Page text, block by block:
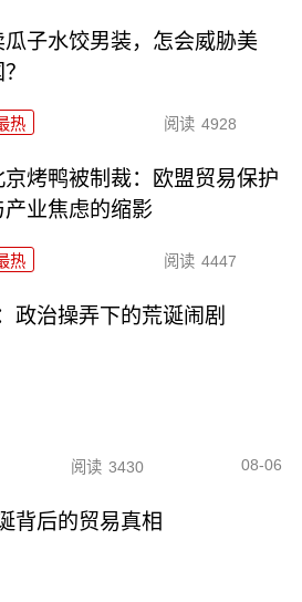
瓜子水饺男装，怎会威胁美
热 阅读 4928
京烤鸭被制裁：欧盟贸易保护
产业焦虑的缩影
热 阅读 4447
政治操弄下的荒诞闹剧
阅读 3430 08-06
背后的贸易真相